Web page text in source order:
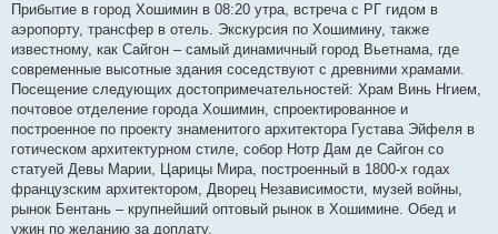
Прибытие в город Хошимин в 08:20 утра, встреча с РГ гидом в
аэропорту, трансфер в отель. Экскурсия по Хошимину, также
известному, как Сайгон – самый динамичный город Вьетнама, где
современные высотные здания соседствуют с древними храмами.
Посещение следующих достопримечательностей: Храм Винь Нгием,
почтовое отделение города Хошимин, спроектированное и
построенное по проекту знаменитого архитектора Густава Эйфеля в
готическом архитектурном стиле, собор Нотр Дам де Сайгон со
статуей Девы Марии, Царицы Мира, построенный в 1800-х годах
французским архитектором, Дворец Независимости, музей войны,
рынок Бентань – крупнейший оптовый рынок в Хошимине. Обед и
ужин по желанию за доплату.